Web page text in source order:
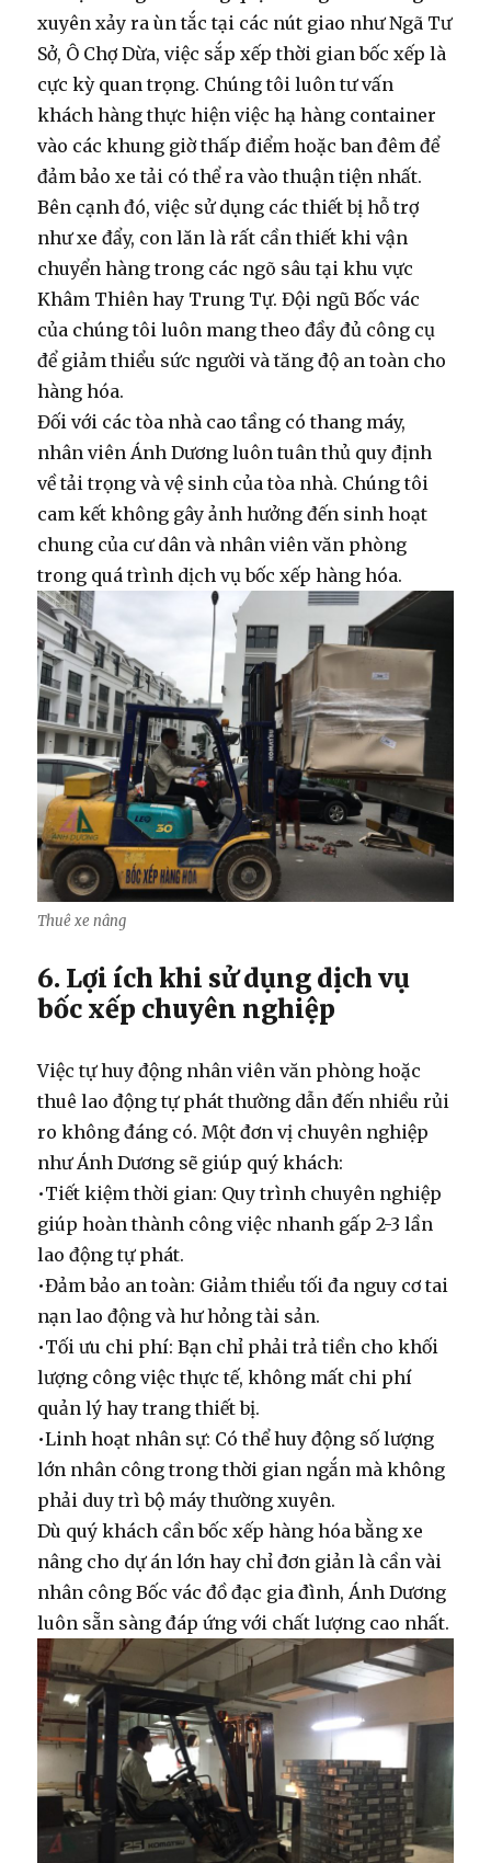
xuyên xảy ra ùn tắc tại các nút giao như Ngã Tư
Sở, Ô Chợ Dừa, việc sắp xếp thời gian bốc xếp là
cực kỳ quan trọng. Chúng tôi luôn tư vấn
khách hàng thực hiện việchạ hàng container
vào các khung giờ thấp điểm hoặc ban đêm để
đảm bảo xe tải có thể ra vào thuận tiện nhất.
Bên cạnh đó, việc sử dụng các thiết bị hỗ trợ
như xe đẩy, con lăn là rất cần thiết khi vận
chuyển hàng trong các ngõ sâu tại khu vực
Khâm Thiên hay Trung Tự. Đội ngũBốc vác
của chúng tôi luôn mang theo đầy đủ công cụ
để giảm thiểu sức người và tăng độ an toàn cho
hàng hóa.
Đối với các tòa nhà cao tầng có thang máy,
nhân viên Ánh Dương luôn tuân thủ quy định
về tải trọng và vệ sinh của tòa nhà. Chúng tôi
cam kết không gây ảnh hưởng đến sinh hoạt
chung của cư dân và nhân viên văn phòng
trong quá trình dịch vụ bốc xếp hàng hóa.
Thuê xe nâng
6. Lợi ích khi sử dụng dịch vụ
bốc xếp chuyên nghiệp
Việc tự huy động nhân viên văn phòng hoặc
thuê lao động tự phát thường dẫn đến nhiều rủi
ro không đáng có. Một đơn vị chuyên nghiệp
như Ánh Dương sẽ giúp quý khách:
•Tiết kiệm thời gian: Quy trình chuyên nghiệp
giúp hoàn thành công việc nhanh gấp 2-3 lần
lao động tự phát.
•Đảm bảo an toàn: Giảm thiểu tối đa nguy cơ tai
nạn lao động và hư hỏng tài sản.
•Tối ưu chi phí: Bạn chỉ phải trả tiền cho khối
lượng công việc thực tế, không mất chi phí
quản lý hay trang thiết bị.
•Linh hoạt nhân sự: Có thể huy động số lượng
lớn nhân công trong thời gian ngắn mà không
phải duy trì bộ máy thường xuyên.
Dù quý khách cầnbốc xếp hàng hóa bằng xe
nâng cho dự án lớn hay chỉ đơn giản là cần vài
nhân côngBốc vác đồ đạc gia đình, Ánh Dương
luôn sẵn sàng đáp ứng với chất lượng cao nhất.